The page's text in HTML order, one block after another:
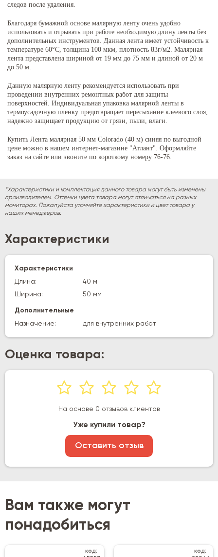
следов после удаления.
Благодаря бумажной основе малярную ленту очень удобно
использовать и отрывать при работе необходимую длину ленты без
дополнительных инструментов. Данная лента имеет устойчивость к
температуре 60°С, толщина 100 мкм, плотность 83г/м2. Малярная
лента представлена ​​шириной от 19 мм до 75 мм и длиной от 20 м
до 50 м.
Данную малярную ленту рекомендуется использовать при
проведении внутренних ремонтных работ для защиты
поверхностей. Индивидуальная упаковка малярной ленты в
термоусадочную пленку предотвращает пересыхание клеевого слоя,
надежно защищает продукцию от грязи, пыли, влаги.
Купить Лента малярная 50 мм Colorado (40 м) синяя по выгодной
цене можно в нашем интернет-магазине "Атлант". Оформляйте
заказ на сайте или звоните по короткому номеру 76-76.
*Характеристики и комплектация данного товара могут быть изменены
производителем. Оттенки цвета товара могут отличаться на разных
мониторах. Пожалуйста уточняйте характеристики и цвет товара у
наших менеджеров.
Характеристики
Характеристики
Длина:
40 м
Ширина:
50 мм
Дополнительные
Назначение:
для внутренних работ
Оценка товара:
На основе 0 отзывов клиентов
Уже купили товар?
Оставить отзыв
Вам также могут
понадобиться
код:
код: